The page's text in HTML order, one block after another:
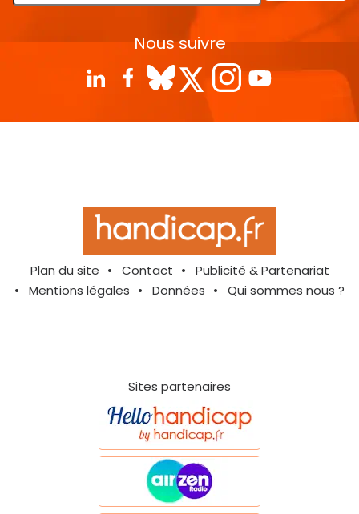
Nous suivre
Plan du site Contact
Publicité & Partenariat
Mentions légales
Données Qui sommes nous ?
Sites partenaires